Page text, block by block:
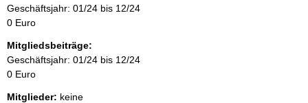
Geschäftsjahr: 01/24 bis 12/24
0 Euro
Mitgliedsbeiträge:
Geschäftsjahr: 01/24 bis 12/24
0 Euro
Mitglieder: keine